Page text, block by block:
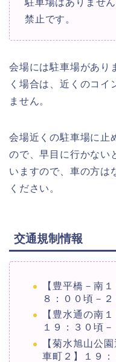
駐車場はありませ
禁止です。
会場には駐車場があり
く場合は、近くのコイ
ません。
会場近くの駐車場に止
ので、早目に行かない
いますので、車の方は
ください。
交通規制情報
【豊平橋－南
８：００頃－
【豊水通の南
１９：３０頃
【菊水旭山公
車町２】１９